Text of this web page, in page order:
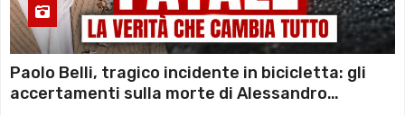
Paolo Belli, tragico incidente in bicicletta: gli
accertamenti sulla morte di Alessandro